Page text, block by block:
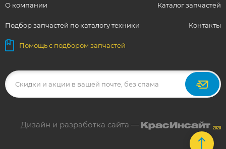
О компании Каталог запчастей
Подбор запчастей по каталогу техники Контакты
Помощь с подбором запчастей
Дизайн и разработка сайта — 2020